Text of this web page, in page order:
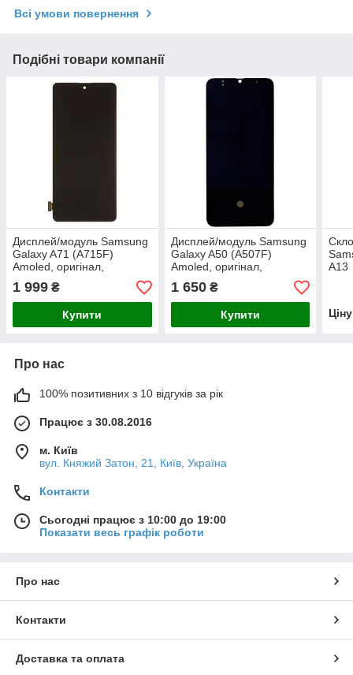
Всі умови повернення
Подібні товари компанії
Дисплей/модуль Samsung
Galaxy A71 (A715F)
Amoled, оригінал,
переклеєне скло
1 999 ₴
Купити
Дисплей/модуль Samsung
Galaxy A50 (A507F)
Amoled, оригінал,
переклеєне скло
1 650₴
Купити
A13
Про нас
100% позитивних з 10 відгуків за рік
Працює з 30.08.2016
м. Київ
вул. Княжий Затон, 21, Київ, Україна
Контакти
Сьогодні працює з 10:00 до 19:00
Показати весь графік роботи
Про нас
Контакти
Доставка та оплата